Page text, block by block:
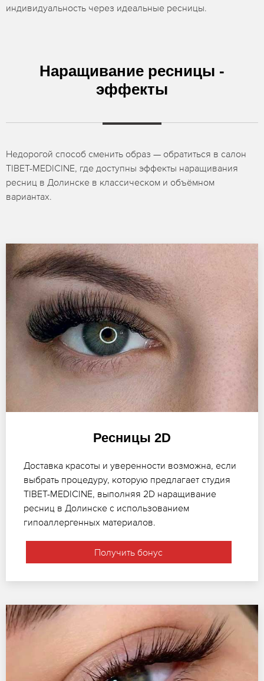
индивидуальность через идеальные ресницы.
Наращивание ресницы -
эффекты
Недорогой способ сменить образ — обратиться в салон
TIBET-MEDICINE, где доступны эффекты наращивания
ресниц в Долинске в классическом и объёмном
вариантах.
Ресницы 2D
Доставка красоты и уверенности возможна, если
выбрать процедуру, которую предлагает студия
TIBET-MEDICINE, выполняя 2D наращивание
ресниц в Долинске с использованием
гипоаллергенных материалов.
Получить бонус